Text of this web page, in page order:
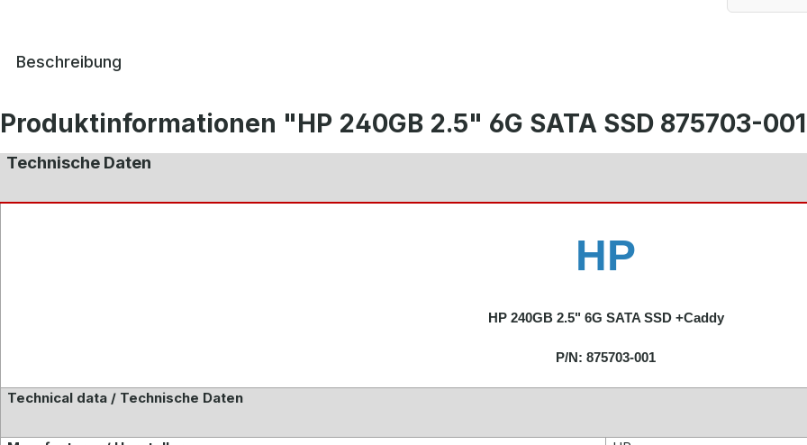
Beschreibung
Produktinformationen "HP 240GB 2.5" 6G SATA SSD 875703-
Technische Daten
HP
HP 240GB 2.5" 6G SATA SSD +Caddy
P/N: 875703-001
Technical data / Technische Daten